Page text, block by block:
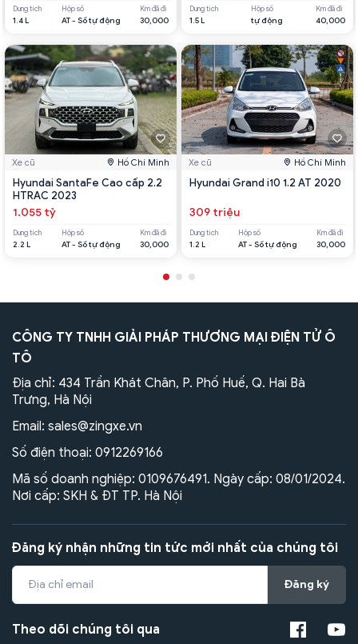
Dung tích
1.4 L
Hộp số
AT - Số tự động
Km đã đi
30,000
Xe cũ Hồ Chí Minh
Hyundai SantaFe Cao cấp 2.2
HTRAC 2023
1.055 tỷ
Dung tích
2.2 L
Hộp số
AT - Số tự động
Km đã đi
30,000
Dung tích
1.5 L
Hộp số
tự động
Km đã đi
40,000
Xe cũ Hồ Chí Minh
Hyundai Grand i10 1.2 AT 2020
309 triệu
Dung tích
1.2 L
Hộp số
AT - Số tự động
Km đã đi
30,000
CÔNG TY TNHH GIẢI PHÁP THƯƠNG MẠI ĐIỆN TỬ Ô
TÔ
Địa chỉ: 434 Trần Khát Chân, P. Phố Huế, Q. Hai Bà
Trưng, Hà Nội
Email: sales@zingxe.vn
Số điện thoại: 0912269166
Mã số doanh nghiệp: 0109676491. Ngày cấp: 08/01/2024.
Nơi cấp: SKH & ĐT TP. Hà Nội
Đăng ký nhận những tin tức mới nhất của chúng tôi
Đăng ký
Theo dõi chúng tôi qua